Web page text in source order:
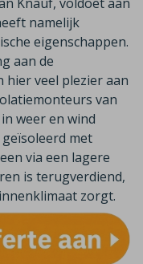
namelijk
eigenschappen.
aan de
hier veel plezier aan
van
weer en wind
met
via een lagere
is terugverdiend,
zorgt.